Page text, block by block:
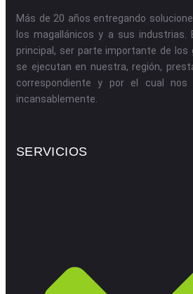
Más de 20 años entregando
los magallánicos y a sus industrias.
principal, ser parte importante de los
se ejecutan en nuestra, región,
correspondiente y por el cual nos
incansablemente.
SERVICIOS